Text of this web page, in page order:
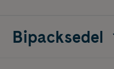
Bipacksedel